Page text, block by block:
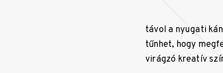
távol a nyugati
tűnhet, hogy
virágzó kreatív